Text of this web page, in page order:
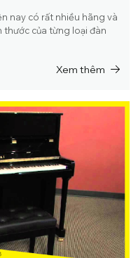
nay có rất nhiều hãng và
của từng loại đàn
Xem thêm